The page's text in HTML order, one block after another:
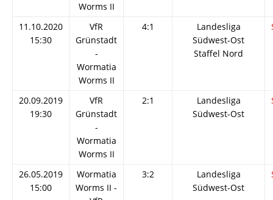
Worms II
11.10.2020
15:30
VfR
Grünstadt
-
Wormatia
Worms II
4:1
Landesliga
Südwest-Ost
Staffel Nord
20.09.2019
19:30
VfR
Grünstadt
-
Wormatia
Worms II
2:1
Landesliga
Südwest-Ost
26.05.2019
15:00
Wormatia
Worms II -
3:2
Landesliga
Südwest-Ost